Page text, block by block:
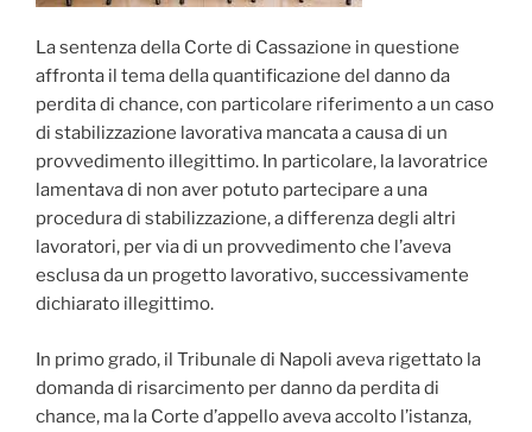
La sentenza della Corte di Cassazione in questione
affronta il tema della quantificazione del danno da
perdita di chance, con particolare riferimento a un caso
di stabilizzazione lavorativa mancata a causa di un
provvedimento illegittimo. In particolare, la lavoratrice
lamentava di non aver potuto partecipare a una
procedura di stabilizzazione, a differenza degli altri
lavoratori, per via di un provvedimento che l’aveva
esclusa da un progetto lavorativo, successivamente
dichiarato illegittimo.
In primo grado, il Tribunale di Napoli aveva rigettato la
domanda di risarcimento per danno da perdita di
chance, ma la Corte d’appello aveva accolto l’istanza,